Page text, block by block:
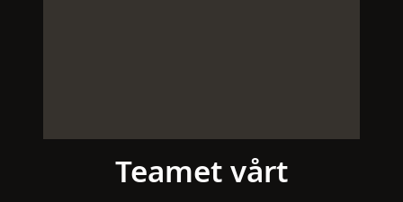
Teamet vårt